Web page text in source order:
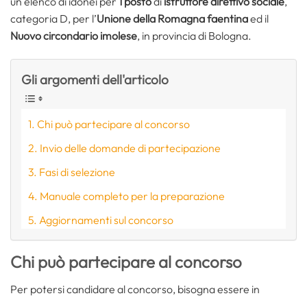
categoria D, per l’Unione della Romagna faentinaed il
Nuovo circondario imolese, in provincia di Bologna.
Gli argomenti dell'articolo
Chi può partecipare al concorso
Invio delle domande di partecipazione
Fasi di selezione
Manuale completo per la preparazione
Aggiornamenti sul concorso
Chi può partecipare al concorso
Per potersi candidare al concorso, bisogna essere in